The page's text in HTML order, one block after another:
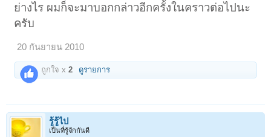
ย่างไร ผมก็จะมาบอกกล่าวอีกครั้งในคราวต่อไปนะ
ครับ
20 กันยายน 2010
ถูกใจ x2 ดูรายการ
รู้รู้ไป
เป็นที่รู้จักกันดี